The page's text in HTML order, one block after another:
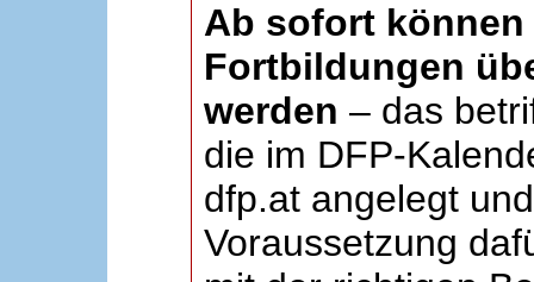
Ab sofort können
Fortbildungen
werden – das
die im DFP-
dfp.at angelegt
Voraussetzung